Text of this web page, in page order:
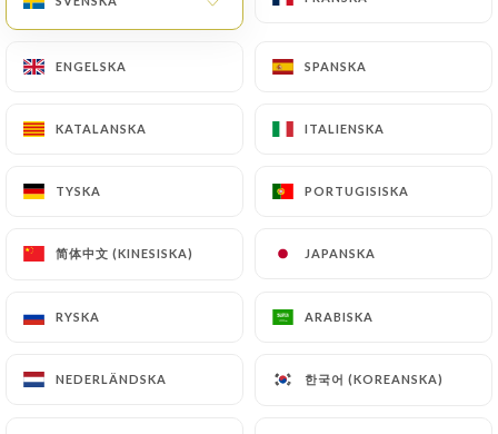
ENGELSKA SPANSKA
KATALANSKA ITALIENSKA
TYSKA PORTUGISISKA
简体中文 (KINESISKA) JAPANSKA
RYSKA ARABISKA
NEDERLÄNDSKA 한국어 (KOREANSKA)
R halle 1
ENGELSKA SPANSKA
KATALANSKA ITALIENSKA
TYSKA PORTUGISISKA
简体中文 (KINESISKA) JAPANSKA
RYSKA ARABISKA
NEDERLÄNDSKA 한국어 (KOREANSKA)